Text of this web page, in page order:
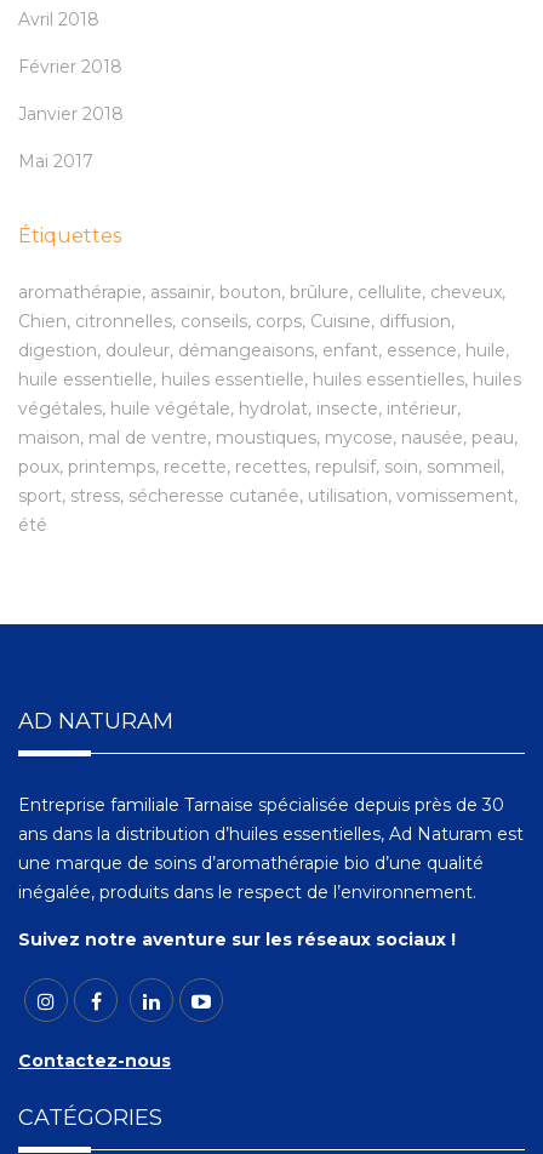
Avril 2018
Février 2018
Janvier 2018
Mai 2017
Étiquettes
aromathérapie assainir bouton brûlure cellulite cheveux
Chien citronnelles conseils corps Cuisine diffusion
digestion douleur démangeaisons enfant essence huile
huile essentielle huiles essentielle huiles essentielles huiles
végétales huile végétale hydrolat insecte intérieur
maison mal de ventre moustiques mycose nausée peau
poux printemps recette recettes repulsif soin sommeil
sport stress sécheresse cutanée utilisation vomissement
été
AD NATURAM
Entreprise familiale Tarnaise spécialisée depuis près de 30
ans dans la distribution d’huiles essentielles, Ad Naturam est
une marque de soins d’aromathérapie bio d’une qualité
inégalée, produits dans le respect de l’environnement.
Suivez notre aventure sur les réseaux sociaux !
Contactez-nous
CATÉGORIES